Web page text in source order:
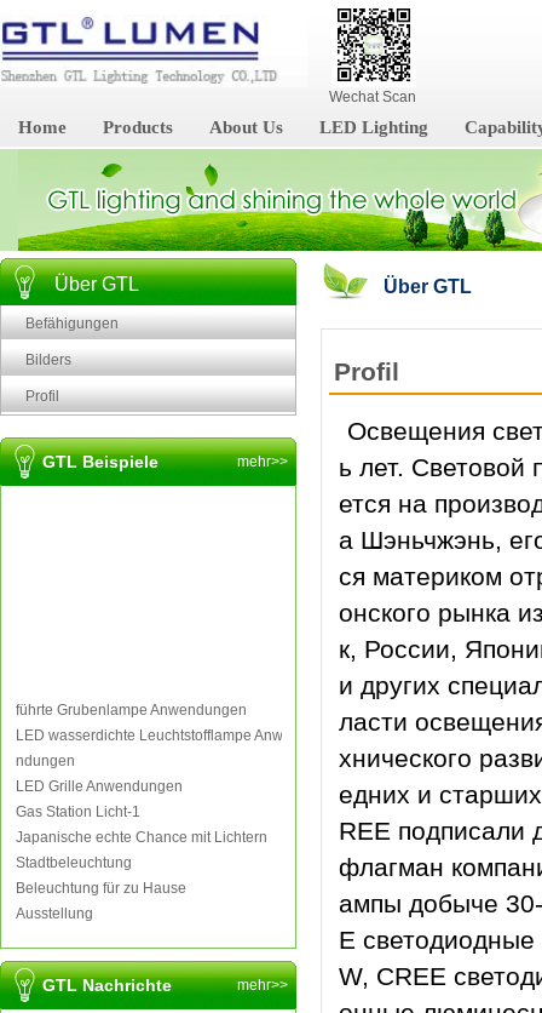
Wechat Scan
Home Products About Us LED Lighting
Über GTL
Befähigungen
Bilders
Profil
GTL Beispiele mehr>>
führte Grubenlampe Anwendungen
LED wasserdichte Leuchtstofflampe Anwe
ndungen
LED Grille Anwendungen
Gas Station Licht-1
Japanische echte Chance mit Lichtern
Stadtbeleuchtung
Beleuchtung für zu Hause
Ausstellung
GTL Nachrichte mehr>>
Über GTL
Profil
Освещения
ь лет. Световой
ется на
а Шэньчжэнь,
ся материком
онского рынка
к, России,
и других
ласти
хнического
едних и
REE подписали
флагман
ампы добыче
E
W, CREE